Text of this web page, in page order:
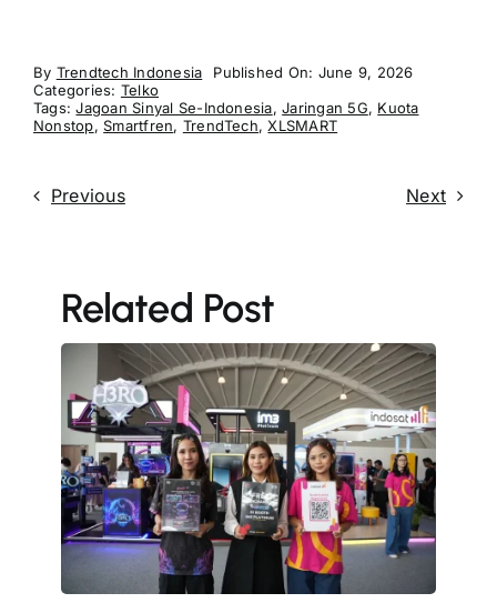
By Trendtech Indonesia
Published On: June 9, 2026
Categories: Telko
Tags:Jagoan Sinyal Se-Indonesia,Jaringan 5G, Kuota
Nonstop,Smartfren, TrendTech,XLSMART
Previous Next
Related Post